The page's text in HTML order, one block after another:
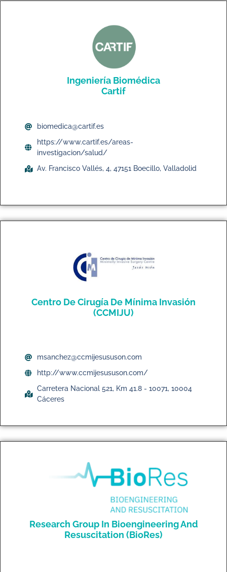
Ingeniería Biomédica
Cartif
biomedica@cartif.es
https://www.cartif.es/areas-
investigacion/salud/
Av. Francisco Vallés, 4, 47151 Boecillo, Valladolid
Centro De Cirugía De Mínima Invasión
(CCMIJU)
msanchez@ccmijesususon.com
http://www.ccmijesususon.com/
Carretera Nacional 521, Km 41.8 - 10071, 10004
Cáceres
Research Group In Bioengineering And
Resuscitation (BioRes)